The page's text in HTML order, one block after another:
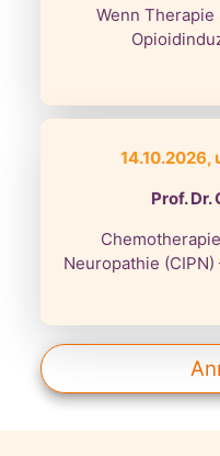
Wenn
14.10.2026,
Prof.
Neuropathie